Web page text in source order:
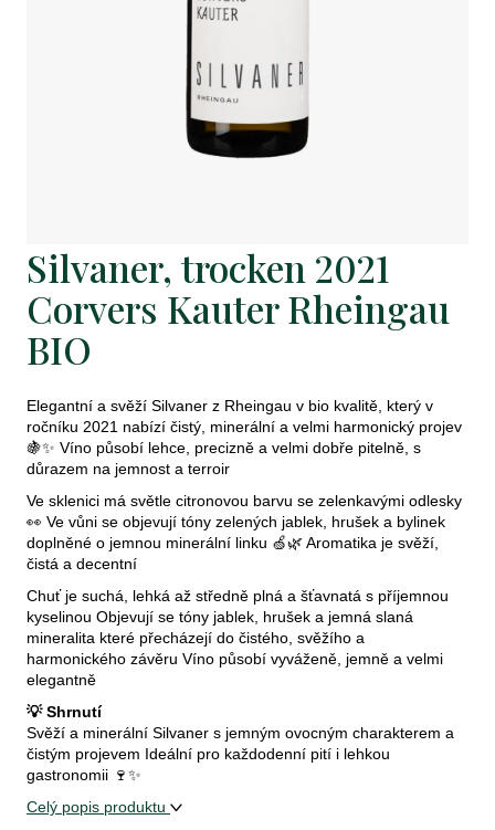
Silvaner, trocken 2021
Corvers Kauter Rheingau
BIO
Elegantní a svěží Silvaner z Rheingau v bio kvalitě, který v
ročníku 2021 nabízí čistý, minerální a velmi harmonický projev
🍇✨ Víno působí lehce, precizně a velmi dobře pitelně, s
důrazem na jemnost a terroir
Ve sklenici má světle citronovou barvu se zelenkavými odlesky
👀 Ve vůni se objevují tóny zelených jablek, hrušek a bylinek
doplněné o jemnou minerální linku 🍏🌿 Aromatika je svěží,
čistá a decentní
Chuť je suchá, lehká až středně plná a šťavnatá s příjemnou
kyselinou Objevují se tóny jablek, hrušek a jemná slaná
mineralita které přecházejí do čistého, svěžího a
harmonického závěru Víno působí vyváženě, jemně a velmi
elegantně
💡 Shrnutí
Svěží a minerální Silvaner s jemným ovocným charakterem a
čistým projevem Ideální pro každodenní pití i lehkou
gastronomii 🍷✨
Celý popis produktu
j
í
t
?
Hledat
D
o
p
o
r
u
č
u
j
e
m